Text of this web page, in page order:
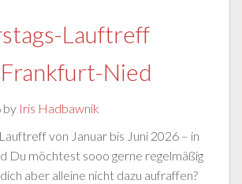
Lauftreff
Nied
by Iris Hadbawnik
von Januar bis Juni 2026 – in
Du möchtest sooo gerne regelmäßig
aber alleine nicht dazu aufraffen?